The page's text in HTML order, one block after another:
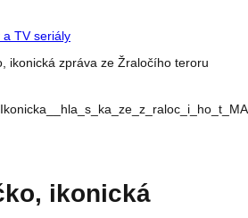
a TV seriály
ikonická zpráva ze Žraločího teroru
ikonická